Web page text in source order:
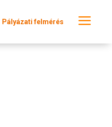
Pályázati felmérés a